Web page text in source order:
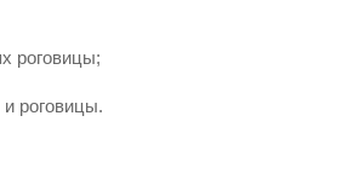
роговицы;
роговицы.